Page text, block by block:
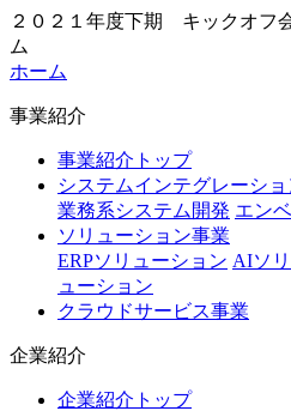
２０２１年度下期 キックオフ
ム
ホーム
事業紹介
事業紹介トップ
システムインテグレーシ
業務系システム開発 エン
ソリューション事業
ERPソリューション AIソ
ューション
クラウドサービス事業
企業紹介
企業紹介トップ